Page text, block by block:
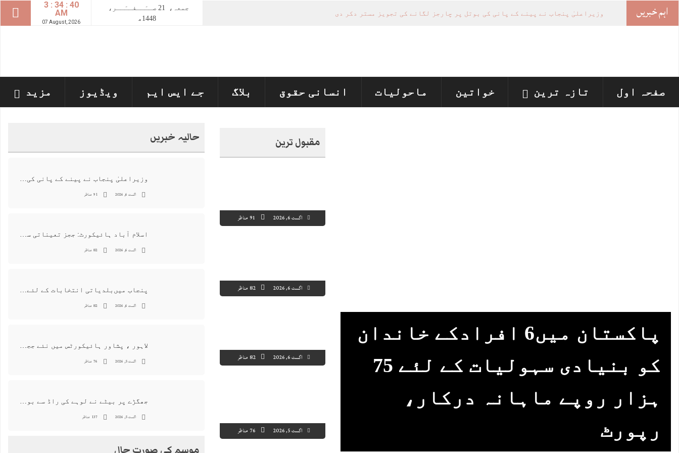
3 : 34 : 41
AM
07 August, 2026
جمعہ، 21 صــَــفــَــر،
1448ھ
اہم خبریں
صفحہ اول تازہ ترین خواتین ماحولیات انسانی حقوق بلاگ جے ایس ایم ویڈیوز مزید
مقبول ترین
اگست 6, 2026 91 مناظر
اگست 6, 2026 82 مناظر
اگست 6, 2026 82 مناظر
اگست 5, 2026 76 مناظر
پاکستان میں‌6 افرادکے خاندان
کو بنیادی سہولیات کے لئے 75
ہزار روپے ماہانہ درکار،
رپورٹ
حالیہ خبریں
وزیراعلیٰ پنجاب نے پینے کے پانی کی بوتل پر چارجز لگانے کی تجویز مستر دکر دی
اگست 6, 2026 91 مناظر
اسلام آباد ہائیکورٹ: ججز تعیناتی سمری منظور نہیں‌ ہونے کے خٌلاف فیصلہ محفوظ
اگست 6, 2026 82 مناظر
پنجاب میں‌بلدیاتی انتخابات کے لئے 12 ارب روپے سے زائد مختص کرنے کی منظوری
اگست 6, 2026 82 مناظر
لاہور ، پشاور ہائیکورٹس میں نئے ججز کی تعیناتی اور مستقلی التواء کا شکار
اگست 5, 2026 76 مناظر
جھگڑے پر بیٹے نے لوہے کی راڈ سے بوڑھی ماں اور ہمسائی کو قتل کردیا
اگست 5, 2026 137 مناظر